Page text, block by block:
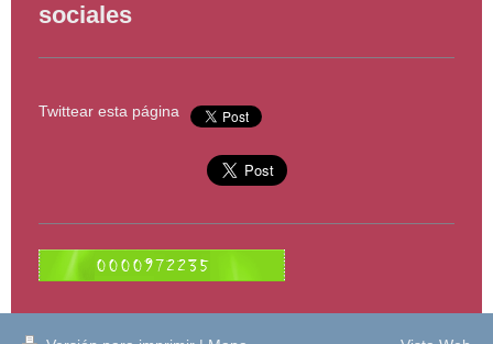
sociales
Twittear esta página